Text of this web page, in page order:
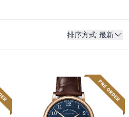
排序方式: 最新